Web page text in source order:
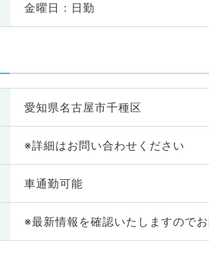
金曜日 : 日勤
愛知県名古屋市千種区
※詳細はお問い合わせください
車通勤可能
※最新情報を確認いたしますので